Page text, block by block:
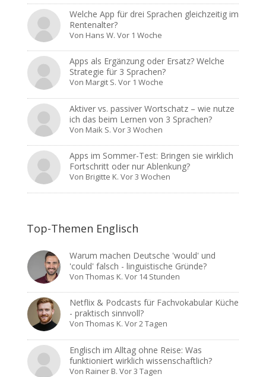
Welche App für drei Sprachen gleichzeitig im
Rentenalter?
Von Hans W. Vor 1 Woche
Apps als Ergänzung oder Ersatz? Welche
Strategie für 3 Sprachen?
Von Margit S. Vor 1 Woche
Aktiver vs. passiver Wortschatz – wie nutze
ich das beim Lernen von 3 Sprachen?
Von Maik S. Vor 3 Wochen
Apps im Sommer-Test: Bringen sie wirklich
Fortschritt oder nur Ablenkung?
Von Brigitte K. Vor 3 Wochen
Top-Themen Englisch
Warum machen Deutsche 'would' und
'could' falsch - linguistische Gründe?
VonThomas K. Vor 14 Stunden
Netflix & Podcasts für Fachvokabular Küche
- praktisch sinnvoll?
VonThomas K. Vor 2 Tagen
Englisch im Alltag ohne Reise: Was
funktioniert wirklich wissenschaftlich?
Von Rainer B. Vor 3 Tagen